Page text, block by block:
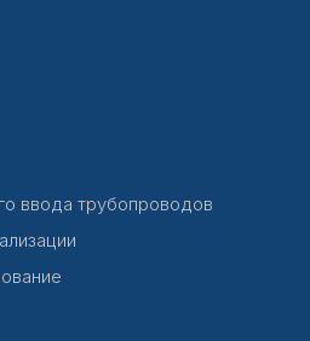
ввода трубопроводов